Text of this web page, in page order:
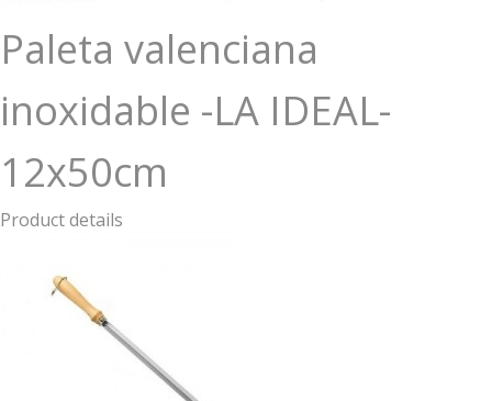
Paleta valenciana
inoxidable -LA IDEAL-
12x50cm
Product details